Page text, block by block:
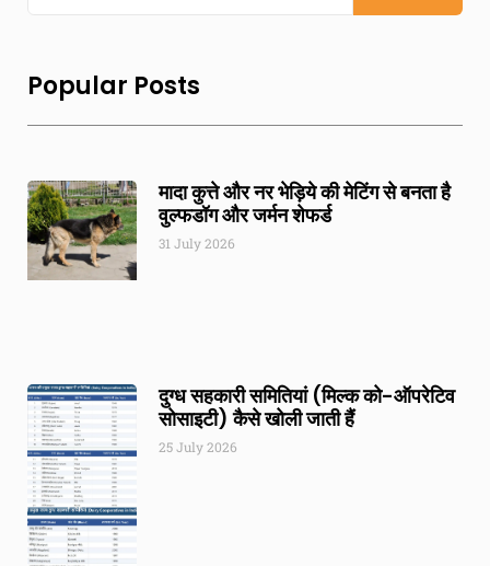
Popular Posts
मादा कुत्ते और नर भेड़िये की मेटिंग से बनता है
वुल्फडॉग और जर्मन शेफर्ड
31 July 2026
दुग्ध सहकारी समितियां (मिल्क को-ऑपरेटिव
सोसाइटी) कैसे खोली जाती हैं
25 July 2026